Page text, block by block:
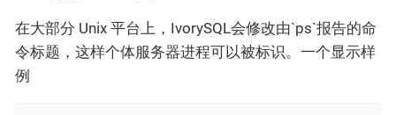
在大部分 Unix 平台上，IvorySQL会修改由`ps`报告的命
令标题，这样个体服务器进程可以被标识。一个显示样
例